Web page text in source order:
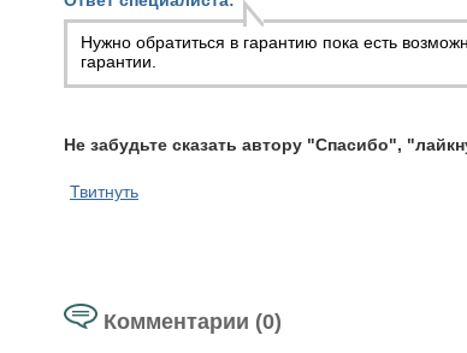
Нужно обратиться в гарантию пока есть
гарантии.
Не забудьте сказать автору "Спасибо",
Твитнуть
Комментарии (0)